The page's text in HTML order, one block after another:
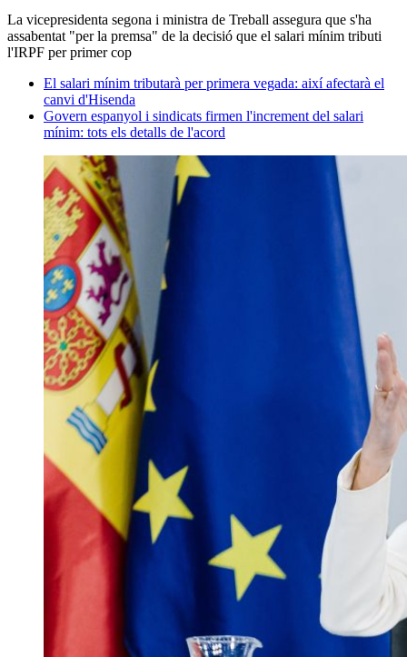
La vicepresidenta segona i ministra de Treball assegura que s'ha
assabentat "per la premsa" de la decisió que el salari mínim tributi
l'IRPF per primer cop
El salari mínim tributarà per primera vegada: així afectarà el
canvi d'Hisenda
Govern espanyol i sindicats firmen l'increment del salari
mínim: tots els detalls de l'acord